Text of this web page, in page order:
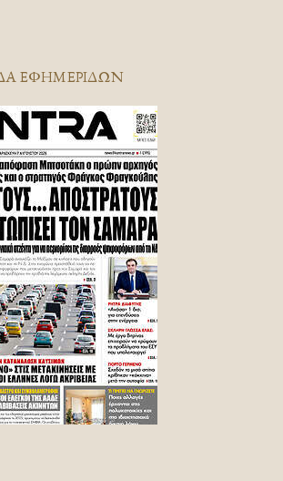
ΕΦΗΜΕΡΊΔΩΝ